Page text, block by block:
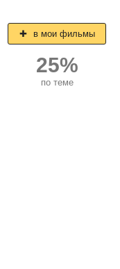
в мои фильмы
25%
по теме